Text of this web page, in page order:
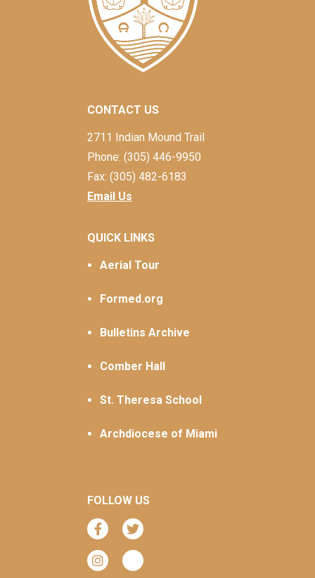
CONTACT US
2711 Indian Mound Trail
Phone: (305) 446-9950
Fax: (305) 482-6183
Email Us
QUICK LINKS
Aerial Tour
Formed.org
Bulletins Archive
Comber Hall
St. Theresa School
Archdiocese of Miami
FOLLOW US